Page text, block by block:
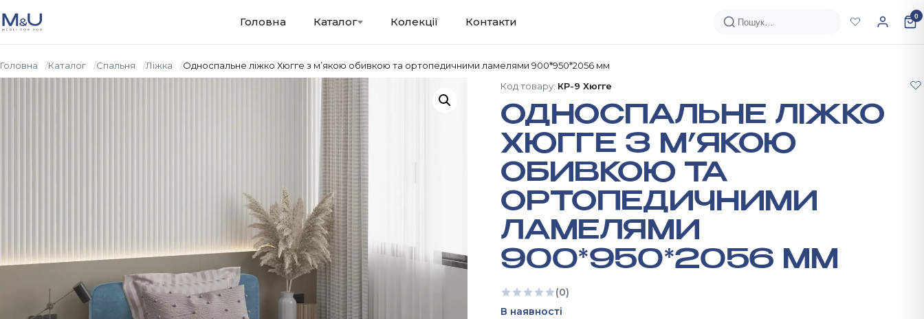
Головна
Каталог Колекції Контакти 0
Головна Каталог Спальня Ліжка
Односпальне ліжко Хюгге з м’якою обивкою та ортопедичними ламелями 900*950*2056 мм
Код товару: КР-9 Хюгге
ОДНОСПАЛЬНЕ ЛІЖКО
ХЮГГЕ З М’ЯКОЮ
ОБИВКОЮ ТА
ОРТОПЕДИЧНИМИ
ЛАМЕЛЯМИ
900*950*2056 ММ
(0)
Ще немає відгуків
В наявності